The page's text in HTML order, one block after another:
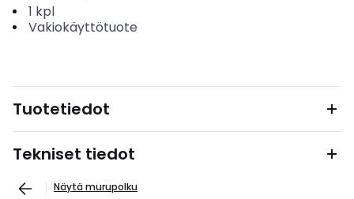
1 kpl
Vakiokäyttötuote
Tuotetiedot
Tekniset tiedot
Näytä murupolku